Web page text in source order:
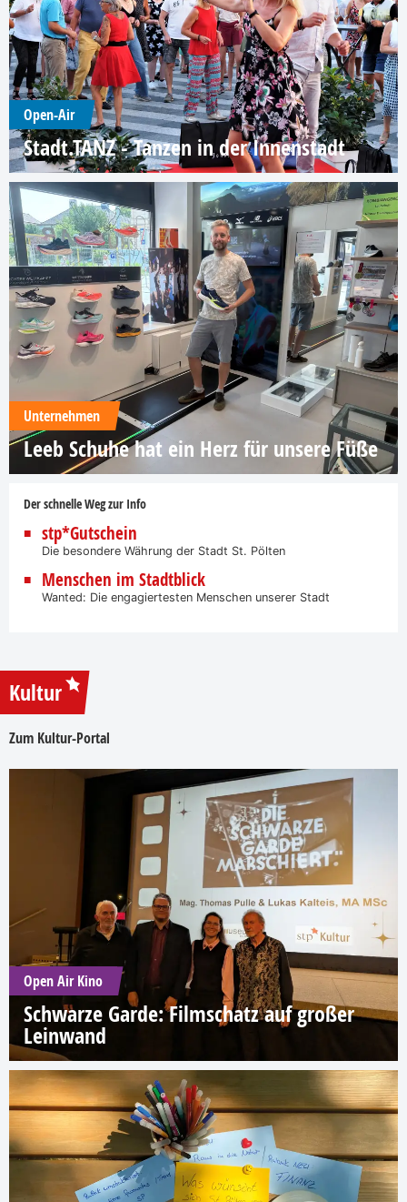
Open-Air
Stadt.TANZ - Tanzen in der Innenstadt
Unternehmen
Leeb Schuhe hat ein Herz für unsere Füße
Der schnelle Weg zur Info
stp*Gutschein
Die besondere Währung der Stadt St. Pölten
Menschen im Stadtblick
Wanted: Die engagiertesten Menschen unserer Stadt
Kultur
Zum Kultur-Portal
Open Air Kino
Schwarze Garde: Filmschatz auf großer
Leinwand